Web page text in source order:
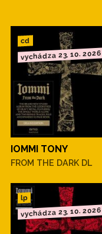
cd
vychádza 23. 10. 2026
IOMMI TONY
FROM THE DARK DL
lp
vychádza 23. 10. 2026